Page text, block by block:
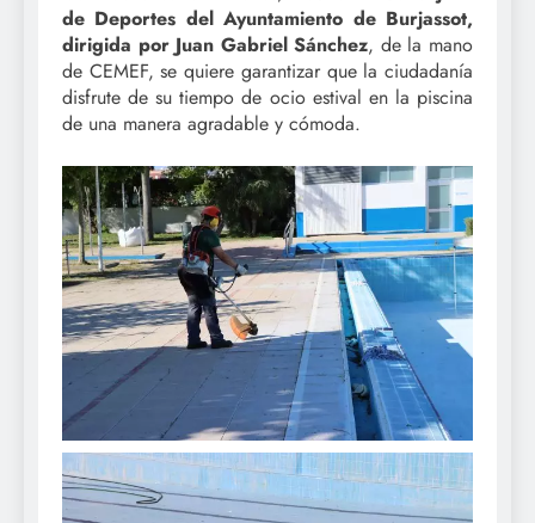
de Deportes del Ayuntamiento de Burjassot,
dirigida por Juan Gabriel Sánchez, de la mano
de CEMEF, se quiere garantizar que la ciudadanía
disfrute de su tiempo de ocio estival en la piscina
de una manera agradable y cómoda.